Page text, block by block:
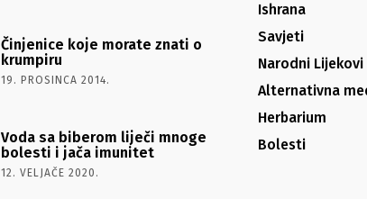
Činjenice koje morate znati o
krumpiru
19. PROSINCA 2014.
Voda sa biberom liječi mnoge
bolesti i jača imunitet
12. VELJAČE 2020.
Ishrana
Savjeti
Narodni Lijekovi
Alternativna
Herbarium
Bolesti